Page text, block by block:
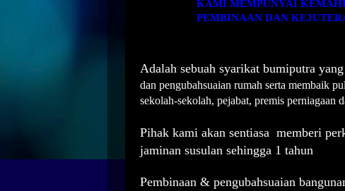
KAMI MEMPUNYAI
PEMBINAAN DAN
Adalah sebuah syarikat bumiputra
dan pengubahsuaian rumah serta membaik
sekolah-sekolah, pejabat, premis perniagaan
Pihak kami akan sentiasa memberi
jaminan susulan sehingga 1 tahun
Pembinaan & pengubahsuaian